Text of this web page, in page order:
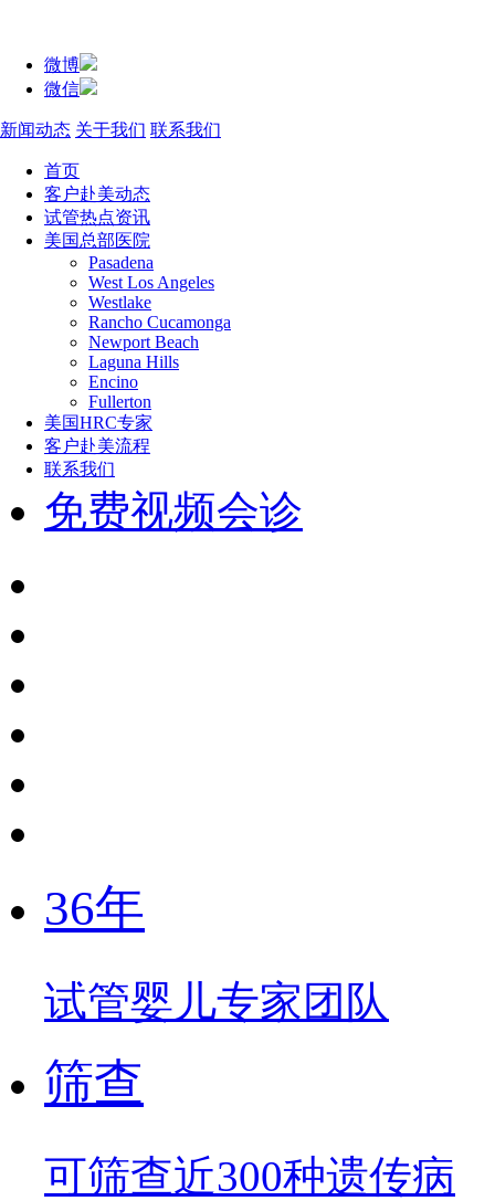
微博
微信
新闻动态 关于我们 联系我们
首页
客户赴美动态
试管热点资讯
美国总部医院
Pasadena
West Los Angeles
Westlake
Rancho Cucamonga
Newport Beach
Laguna Hills
Encino
Fullerton
美国HRC专家
客户赴美流程
联系我们
免费视频会诊
36年
试管婴儿专家团队
筛查
可筛查近300种遗传病